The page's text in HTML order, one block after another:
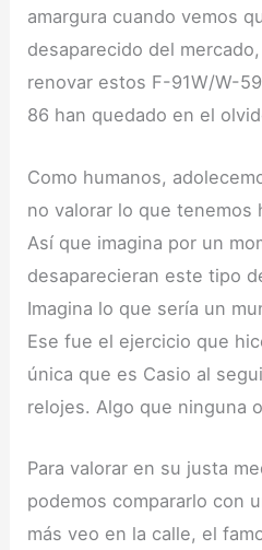
amargura cuando vemos
desaparecido del
renovar estos F-91W/W-
86 han quedado en el
Como humanos,
no valorar lo que tenemos
Así que imagina por un
desaparecieran este tipo
Imagina lo que sería un
Ese fue el ejercicio que
única que es Casio al
relojes. Algo que ninguna
Para valorar en su justa
podemos compararlo con
más veo en la calle, el